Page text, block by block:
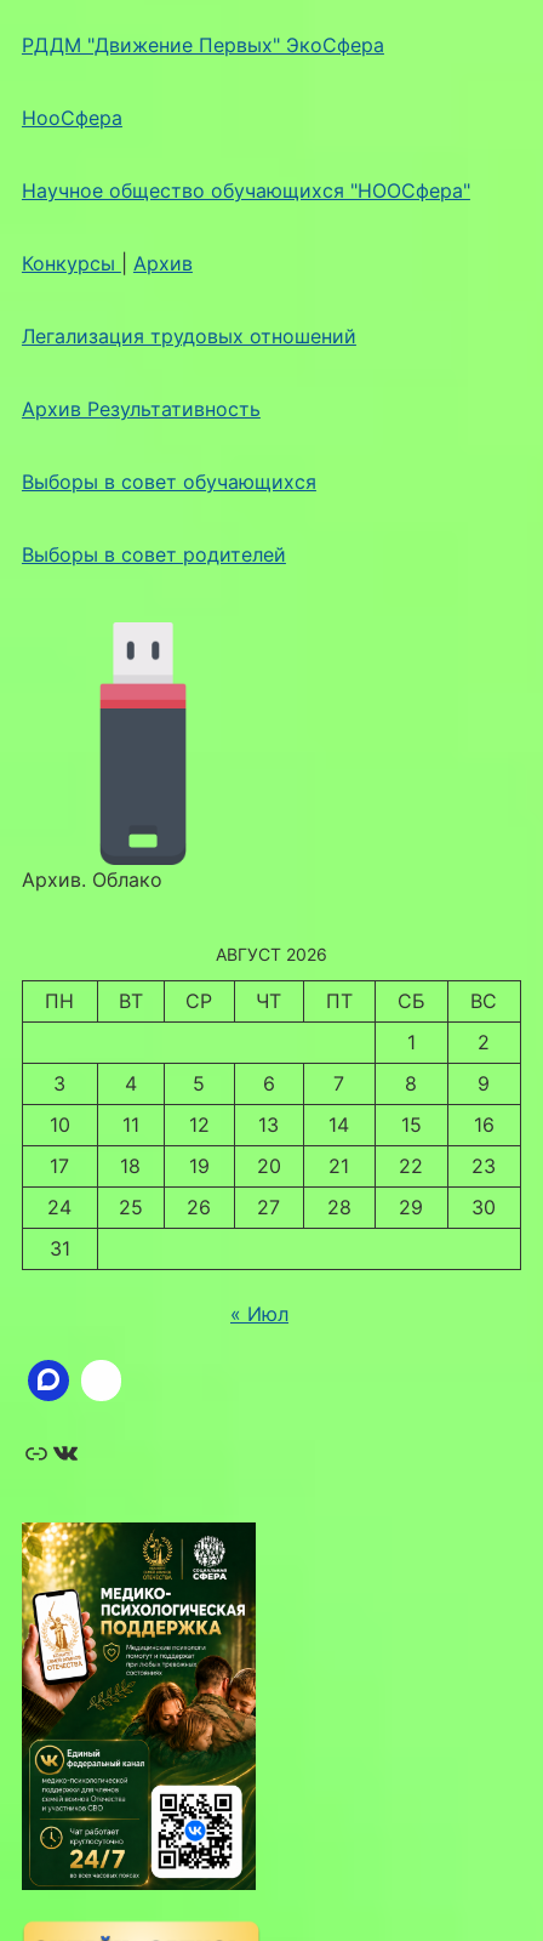
РДДМ "Движение Первых" ЭкоСфера
НооСфера
Научное общество обучающихся "НООСфера"
Конкурсы Архив
Легализация трудовых отношений
Архив Результативность
Выборы в совет обучающихся
Выборы в совет родителей
Архив. Облако
АВГУСТ 2026
ПН ВТ СР ЧТ ПТ СБ
ВС
1
2
3
4 5 6 7 8
9
10
11 12 13 14 15
16
17
18 19 20 21 22
23
24
25 26 27 28 29
30
31
« Июл
Ссылка